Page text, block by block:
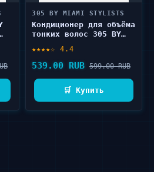
305 BY MIAMI STYLISTS
Кондиционер для объёма
тонких волос 305 BY
Booster conditioner
300 мл
★★★★☆ 4.4
539.00 RUB 599.00 RUB
🛒 Купить